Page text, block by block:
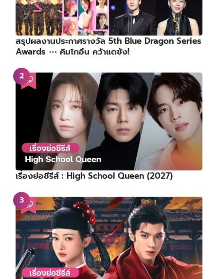
สรุปผลงานประกาศรางวัล 5th Blue Dragon Series
Awards ⋯ คิมโกอึน คว้าแดซัง!
เรื่องย่อซีรีส์ : High School Queen (2027)